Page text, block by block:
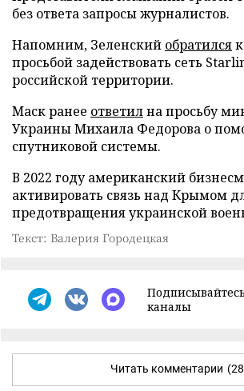
без ответа запросы журналистов.
Напомним, Зеленский обратился
просьбой задействовать сеть
российской территории.
Маск ранее ответилна просьбу
Украины Михаила Федорова о
спутниковой системы.
В 2022 году американский
активировать связь над Крымом
предотвращения украинской
Текст: Валерия Городецкая
каналы
Читать комментарии